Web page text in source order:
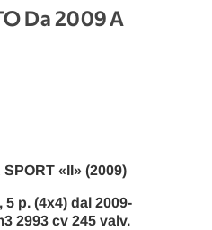
Da 2009 A
«II» (2009)
5 p. (4x4) dal 2009-
2993 cv 245 valv.